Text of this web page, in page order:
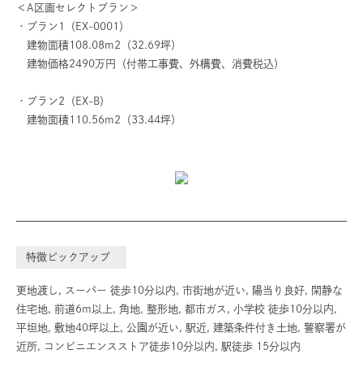
＜A区画セレクトプラン＞
・プラン1（EX-0001）
建物面積108.08m2（32.69坪）
建物価格2490万円（付帯工事費、外構費、消費税込）
・プラン2（EX-B）
建物面積110.56m2（33.44坪）
特徴ピックアップ
更地渡し, スーパー 徒歩10分以内, 市街地が近い, 陽当り良好, 閑静な
住宅地, 前道6m以上, 角地, 整形地, 都市ガス, 小学校 徒歩10分以内,
平坦地, 敷地40坪以上, 公園が近い, 駅近, 建築条件付き土地, 警察署が
近所, コンビニエンスストア徒歩10分以内, 駅徒歩 15分以内